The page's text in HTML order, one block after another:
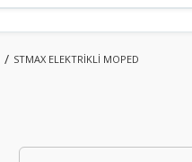
STMAX ELEKTRİKLİ MOPED